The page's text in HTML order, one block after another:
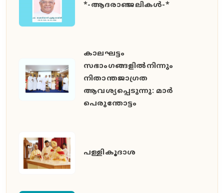
*-ആദരാഞ്ജലികൾ-*
കാലഘട്ടം
സഭാംഗങ്ങളിൽനിന്നും
നിതാന്തജാഗ്രത
ആവശ്യപ്പെടുന്നു: മാർ
പെരുന്തോട്ടം
പള്ളികൂദാശ